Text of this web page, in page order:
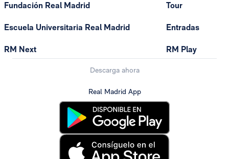
Fundación Real Madrid
Escuela Universitaria Real Madrid
RM Next
Tour
Entradas
RM Play
Descarga ahora
Real Madrid App